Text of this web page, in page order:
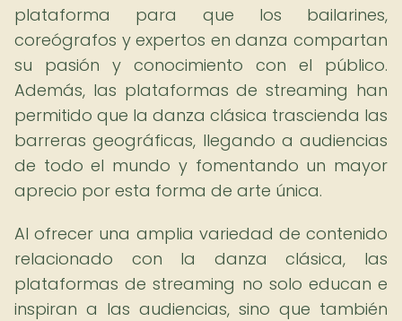
plataforma para que los bailarines,
coreógrafos y expertos en danza compartan
su pasión y conocimiento con el público.
Además, las plataformas de streaming han
permitido que la danza clásica trascienda las
barreras geográficas, llegando a audiencias
de todo el mundo y fomentando un mayor
aprecio por esta forma de arte única.
Al ofrecer una amplia variedad de contenido
relacionado con la danza clásica, las
plataformas de streaming no solo educan e
inspiran a las audiencias, sino que también